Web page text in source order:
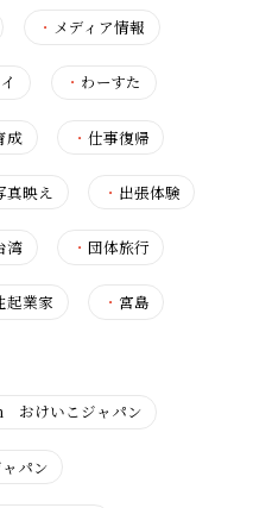
・ メディア情報
・ わーすた
成 ・ 仕事復帰
真映え ・ 出張体験
湾 ・ 団体旅行
起業家 ・ 宮島
けいこジャパン
パン